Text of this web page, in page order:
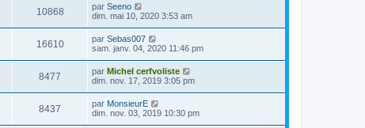
10868 par Seeno
dim. mai 10, 2020 3:53 am
16610 par Sebas007
sam. janv. 04, 2020 11:46 pm
8477 par Michel cerfvoliste
dim. nov. 17, 2019 3:05 pm
8437 par MonsieurE
dim. nov. 03, 2019 10:30 pm